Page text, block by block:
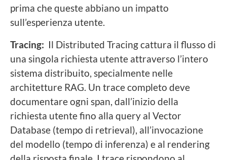
prima che queste abbiano un impatto
sull’esperienza utente.
Tracing: Il Distributed Tracing cattura il flusso di
una singola richiesta utente attraverso l’intero
sistema distribuito, specialmente nelle
architetture RAG. Un trace completo deve
documentare ogni span, dall’inizio della
richiesta utente fino alla query al Vector
Database (tempo di retrieval), all’invocazione
del modello (tempo di inferenza) e al rendering